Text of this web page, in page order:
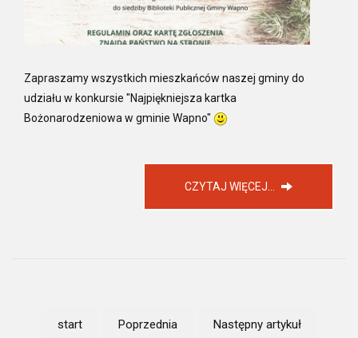
Zapraszamy wszystkich mieszkańców naszej gminy do
udziału w konkursie "Najpiękniejsza kartka
Bożonarodzeniowa w gminie Wapno"
CZYTAJ WIĘCEJ...
start Poprzednia Następny artykuł